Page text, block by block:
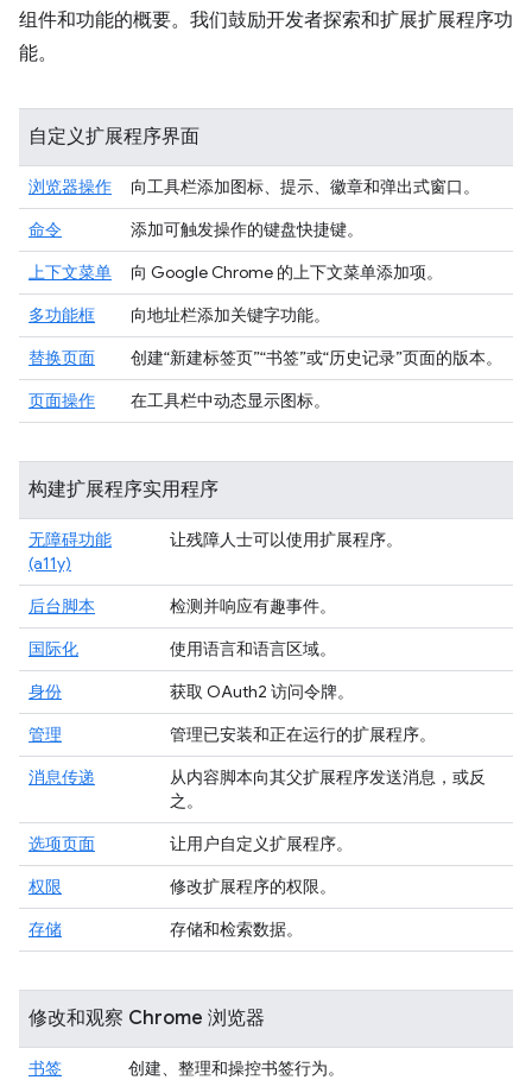
组件和功能的概要。我们鼓励开发者探索和扩展扩展程序功
能。
自定义扩展程序界面
浏览器操作
向工具栏添加图标、提示、徽章和弹出式窗口。
命令
添加可触发操作的键盘快捷键。
上下文菜单
向 Google Chrome 的上下文菜单添加项。
多功能框
向地址栏添加关键字功能。
替换页面
创建“新建标签页”“书签”或“历史记录”页面的版本。
页面操作
在工具栏中动态显示图标。
构建扩展程序实用程序
无障碍功能
(a11y)
让残障人士可以使用扩展程序。
后台脚本
检测并响应有趣事件。
国际化
使用语言和语言区域。
身份
获取 OAuth2 访问令牌。
管理
管理已安装和正在运行的扩展程序。
消息传递
从内容脚本向其父扩展程序发送消息，或反
之。
选项页面
让用户自定义扩展程序。
权限
修改扩展程序的权限。
存储
存储和检索数据。
修改和观察 Chrome 浏览器
书签
创建、整理和操控书签行为。